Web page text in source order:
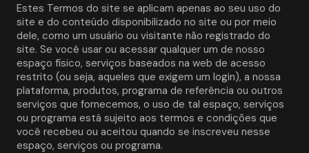
Estes Termos do site se aplicam apenas ao seu uso do
site e do conteúdo disponibilizado no site ou por meio
dele, como um usuário ou visitante não registrado do
site. Se você usar ou acessar qualquer um de nosso
espaço físico, serviços baseados na web de acesso
restrito (ou seja, aqueles que exigem um login), a nossa
plataforma, produtos, programa de referência ou outros
serviços que fornecemos, o uso de tal espaço, serviços
ou programa está sujeito aos termos e condições que
você recebeu ou aceitou quando se inscreveu nesse
espaço, serviços ou programa.